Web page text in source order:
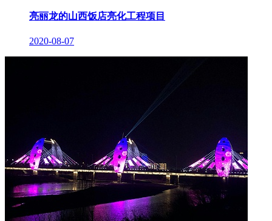
亮丽龙的山西饭店亮化工程项目
2020-08-07